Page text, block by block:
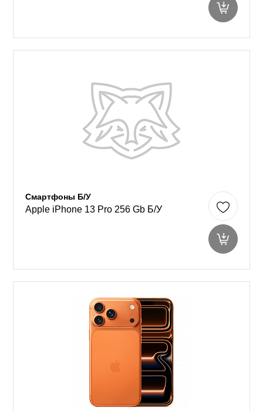
Смартфоны Б/У
Apple iPhone 13 Pro 256 Gb Б/У